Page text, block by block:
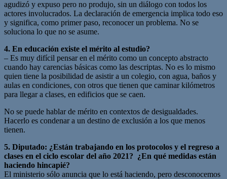
agudizó y expuso pero no produjo, sin un diálogo con todos los
actores involucrados. La declaración de emergencia implica todo eso
y significa, como primer paso, reconocer un problema. No se
soluciona lo que no se asume.
4. En educación existe el mérito al estudio?
– Es muy difícil pensar en el mérito como un concepto abstracto
cuando hay carencias básicas como las descriptas. No es lo mismo
quien tiene la posibilidad de asistir a un colegio, con agua, baños y
aulas en condiciones, con otros que tienen que caminar kilómetros
para llegar a clases, en edificios que se caen.
No se puede hablar de mérito en contextos de desigualdades.
Hacerlo es condenar a un destino de exclusión a los que menos
tienen.
5. Diputado: ¿Están trabajando en los protocolos y el regreso a
clases en el ciclo escolar del año 2021? ¿En qué medidas están
haciendo hincapié?
El ministerio sólo anuncia que lo está haciendo, pero desconocemos